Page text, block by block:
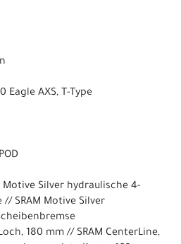
Eagle AXS, T-Type
Motive Silver hydraulische 4-
SRAM Motive Silver
180 mm // SRAM CenterLine,